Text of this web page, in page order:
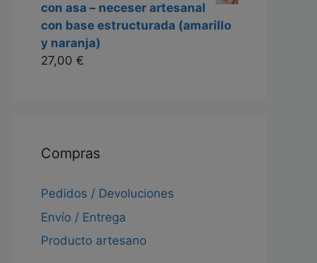
con asa – neceser artesanal
con base estructurada (amarillo
y naranja)
27,00 €
Compras
Pedidos / Devoluciones
Envío / Entrega
Producto artesano